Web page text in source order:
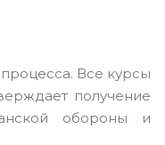
Все курсы
получение
обороны и